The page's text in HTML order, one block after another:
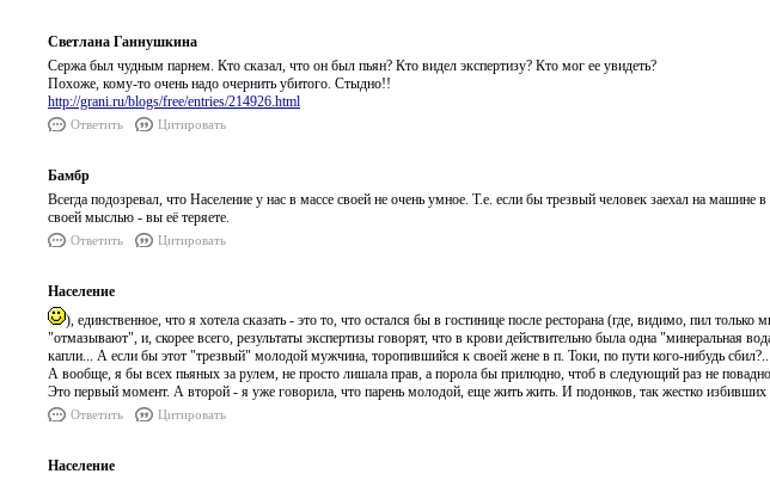
Светлана Ганнушкина
Сержа был чудным парнем. Кто сказал, что он был пьян? Кто видел экспертизу? Кто мог ее увидеть?
Похоже, кому-то очень надо очернить убитого. Стыдно!!
http://grani.ru/blogs/free/entries/214926.html
Ответить Цитировать
Бамбр
Всегда подозревал, что Население у нас в массе своей не очень умное. Т.е. если бы трезвый человек заехал на машине
своей мыслью - вы её теряете.
Ответить Цитировать
Население
), единственное, что я хотела сказать - это то, что остался бы в гостинице после ресторана (где, видимо, пил
"отмазывают", и, скорее всего, результаты экспертизы говорят, что в крови действительно была одна "минеральная
капли... А если бы этот "трезвый" молодой мужчина, торопившийся к своей жене в п. Токи, по пути кого-нибудь
А вообще, я бы всех пьяных за рулем, не просто лишала прав, а порола бы прилюдно, чтоб в следующий раз не
Это первый момент. А второй - я уже говорила, что парень молодой, еще жить жить. И подонков, так жестко избивших
Ответить Цитировать
Население